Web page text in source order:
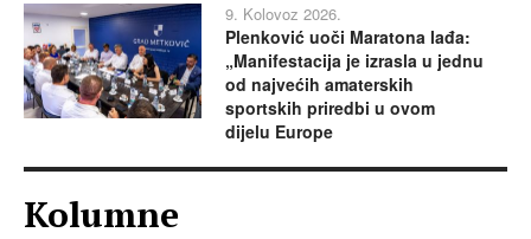
9. Kolovoz 2026.
Plenković uoči Maratona lađa:
„Manifestacija je izrasla u jednu
od najvećih amaterskih
sportskih priredbi u ovom
dijelu Europe
Kolumne